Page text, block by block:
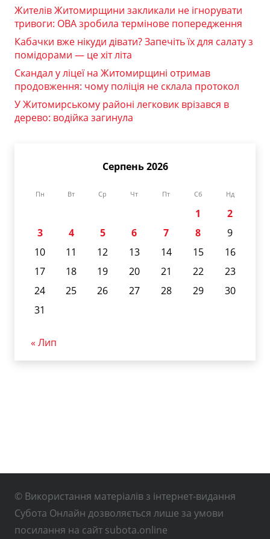
Жителів Житомирщини закликали не ігнорувати
тривоги: ОВА зробила термінове попередження
Кабачки вже нікуди дівати? Запечіть їх для салату з
помідорами — це хіт літа
Скандал у ліцеї на Житомирщині отримав
продовження: чому поліція не склала протокол
У Житомирському районі легковик врізався в
дерево: водійка загинула
Серпень 2026
Пн Вт Ср Чт Пт Сб Нд
1
2
3
4 5 6 7 8
9
10
11 12 13 14 15
16
17
18 19 20 21 22
23
24
25 26 27 28 29
30
31
« Лип
© Використання матеріалів з інтернет-видання
Субота Онлайн дозволяється лише за умови
посилання на сайт subota.online